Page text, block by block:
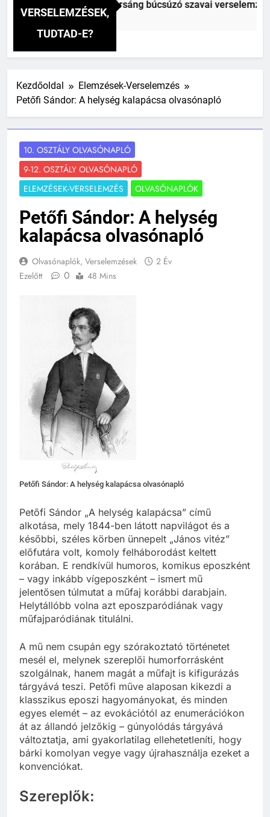
VERSELEMZÉSEK,
TUDTAD-E?
Vitéz Mihály: A fársáng búcsúzó szavai verselemzés
Kezdőoldal
Elemzések-Verselemzés
Petőfi Sándor: A helység kalapácsa olvasónapló
10. OSZTÁLY OLVASÓNAPLÓ
9-12. OSZTÁLY OLVASÓNAPLÓ
ELEMZÉSEK-VERSELEMZÉS
OLVASÓNAPLÓK
Petőfi Sándor: A helység
kalapácsa olvasónapló
Olvasónaplók, Verselemzések
2 Év
Ezelőtt
0 48 Mins
Petőfi Sándor: A helység kalapácsa olvasónapló
Petőfi Sándor „A helység kalapácsa” című
alkotása, mely 1844-ben látott napvilágot és a
későbbi, széles körben ünnepelt „János vitéz”
előfutára volt, komoly felháborodást keltett
korában. E rendkívül humoros, komikus eposzként
– vagy inkább vígeposzként – ismert mű
jelentősen túlmutat a műfaj korábbi darabjain.
Helytállóbb volna azt eposzparódiának vagy
műfajparódiának titulálni.
A mű nem csupán egy szórakoztató történetet
mesél el, melynek szereplői humorforrásként
szolgálnak, hanem magát a műfajt is kifigurázás
tárgyává teszi. Petőfi műve alaposan kikezdi a
klasszikus eposzi hagyományokat, és minden
egyes elemét – az evokációtól az enumerációkon
át az állandó jelzőkig – gúnyolódás tárgyává
változtatja, ami gyakorlatilag ellehetetleníti, hogy
bárki komolyan vegye vagy újrahasználja ezeket a
konvenciókat.
Szereplők: